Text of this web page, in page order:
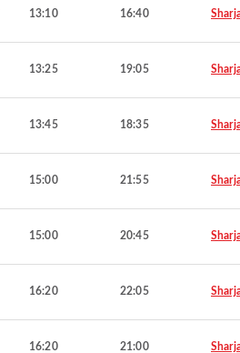
13:10 16:40
13:25 19:05
13:45 18:35
15:00 21:55
15:00 20:45
16:20 22:05
16:20 21:00